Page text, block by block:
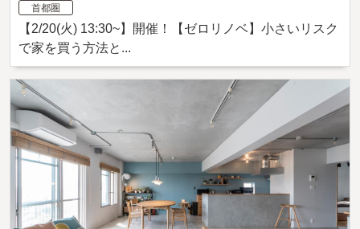
首都圏
【2/20(火) 13:30~】開催！【ゼロリノベ】小さいリスク
で家を買う方法と...